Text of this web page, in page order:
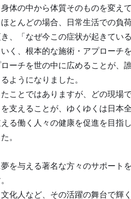
体の中から体質そのものを変え
とんどの場合、日常生活での負
、「なぜ今この症状が起きてい
く、根本的な施術・アプローチ
ーチを世の中に広めることが、
ようになりました。
ことではありますが、どの現場
支えることが、ゆくゆくは日本
る働く人々の健康を促進を目指
。
を与える著名な方々のサポート
化人など、その活躍の舞台で輝